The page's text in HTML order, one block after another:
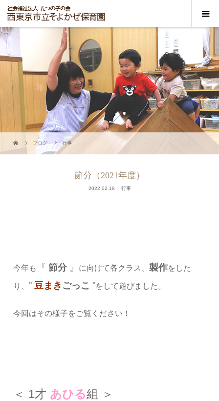
ブログ 行事
節分（2021年度）
2022.02.18 行事
今年も 『節分 』 に向けて各クラス、製作をした
り、”豆まき ごっこ ”をして遊びました。
今回はその様子をご覧ください！
＜ 1才 あひる組 ＞